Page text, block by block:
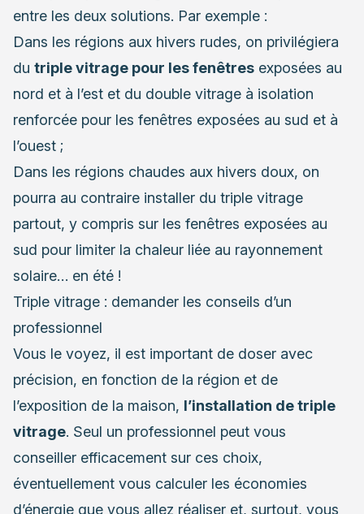
entre les deux solutions. Par exemple :
Dans les régions aux hivers rudes, on privilégiera
du triple vitrage pour les fenêtres exposées au
nord et à l’est et du double vitrage à isolation
renforcée pour les fenêtres exposées au sud et à
l’ouest ;
Dans les régions chaudes aux hivers doux, on
pourra au contraire installer du triple vitrage
partout, y compris sur les fenêtres exposées au
sud pour limiter la chaleur liée au rayonnement
solaire… en été !
Triple vitrage : demander les conseils d’un
professionnel
Vous le voyez, il est important de doser avec
précision, en fonction de la région et de
l’exposition de la maison, l’installation de triple
vitrage. Seul un professionnel peut vous
conseiller efficacement sur ces choix,
éventuellement vous calculer les économies
d’énergie que vous allez réaliser et, surtout, vous